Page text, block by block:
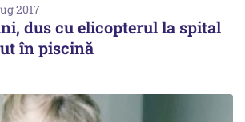
2017
dus cu elicopterul la spital
în piscină